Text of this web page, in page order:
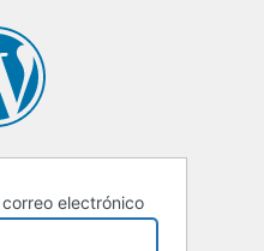
electrónico